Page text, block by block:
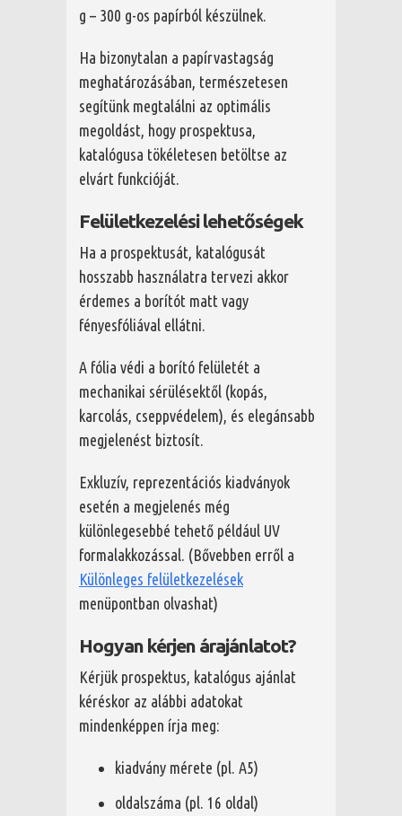
g – 300 g-os papírból készülnek.
Ha bizonytalan a papírvastagság
meghatározásában, természetesen
segítünk megtalálni az optimális
megoldást, hogy prospektusa,
katalógusa tökéletesen betöltse az
elvárt funkcióját.
Felületkezelési lehetőségek
Ha a prospektusát, katalógusát
hosszabb használatra tervezi akkor
érdemes a borítót matt vagy
fényesfóliával ellátni.
A fólia védi a borító felületét a
mechanikai sérülésektől (kopás,
karcolás, cseppvédelem), és elegánsabb
megjelenést biztosít.
Exkluzív, reprezentációs kiadványok
esetén a megjelenés még
különlegesebbé tehető például UV
formalakkozással. (Bővebben erről a
Különleges felületkezelések
menüpontban olvashat)
Hogyan kérjen árajánlatot?
Kérjük prospektus, katalógus ajánlat
kéréskor az alábbi adatokat
mindenképpen írja meg:
kiadvány mérete (pl. A5)
oldalszáma (pl. 16 oldal)